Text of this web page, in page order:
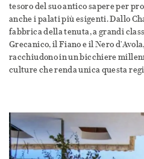
tesoro del suo antico sapere per
anche i palati più esigenti. Dallo
fabbrica della tenuta, a grandi
Grecanico, il Fiano e il Nero
racchiudono in un bicchiere
culture che renda unica questa